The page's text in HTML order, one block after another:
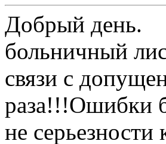
Добрый день.
больничный
связи с
раза!!!Ошибки
не